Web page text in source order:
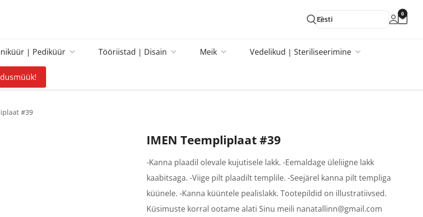
Eesti
0
| Pediküür Tööriistad | Disain Meik Vedelikud | Steriliseerimine
#39
IMEN Teempliplaat #39
-Kanna plaadil olevale kujutisele lakk. -Eemaldage üleliigne lakk
kaabitsaga. -Viige pilt plaadilt templile. -Seejärel kanna pilt templiga
küünele. -Kanna küüntele pealislakk. Tootepildid on illustratiivsed.
Küsimuste korral ootame alati Sinu meili nanatallinn@gmail.com